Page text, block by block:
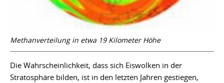
Methanverteilung in etwa 19 Kilometer Höhe
Die Wahrscheinlichkeit, dass sich Eiswolken in der
Stratosphäre bilden, ist in den letzten Jahren gestiegen,